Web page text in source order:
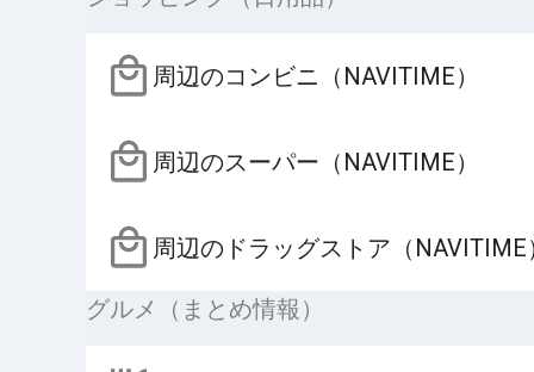
周辺のコンビニ（NAVITIME）
周辺のスーパー（NAVITIME）
周辺のドラッグストア（NAVITIME
グルメ（まとめ情報）